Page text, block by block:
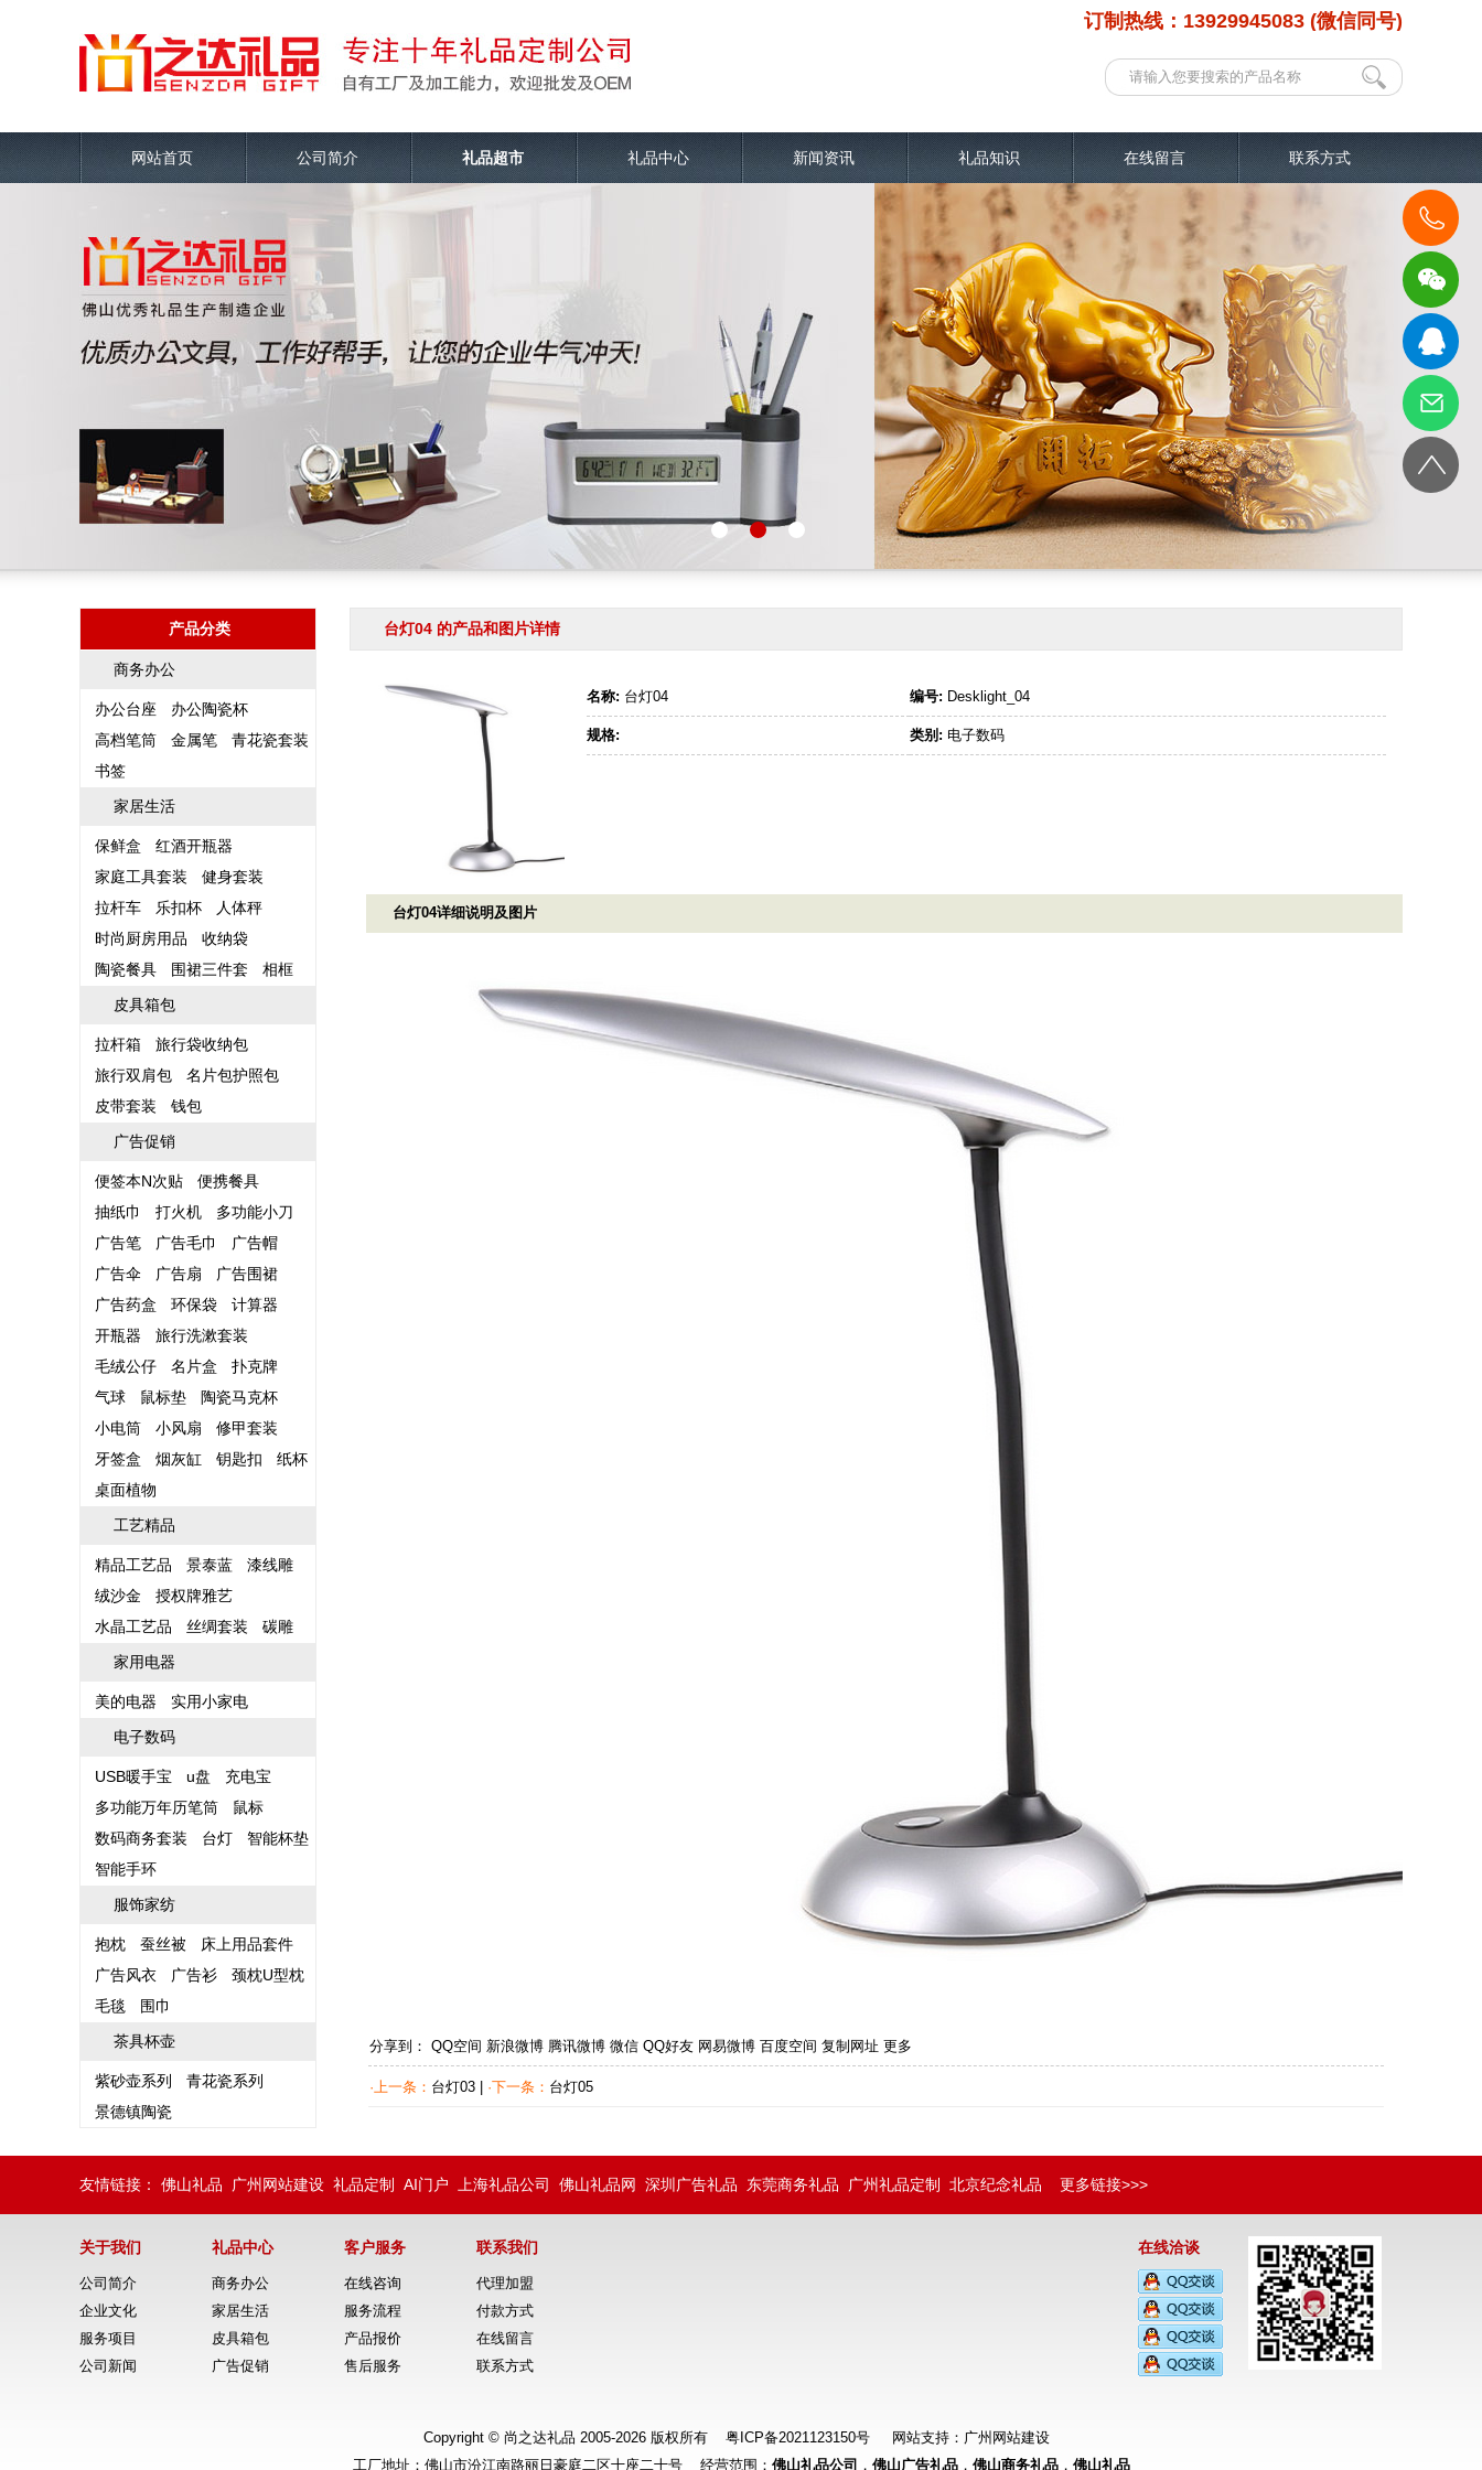
订制热线：13929945083 (微信同号)
网站首页 公司简介 礼品超市 礼品中心 新闻资讯 礼品知识 在线留言 联系方式
产品分类
商务办公
办公台座
办公陶瓷杯
高档笔筒
金属笔
青花瓷套装
书签
家居生活
保鲜盒
红酒开瓶器
家庭工具套装
健身套装
拉杆车
乐扣杯
人体秤
时尚厨房用品
收纳袋
陶瓷餐具
围裙三件套
相框
皮具箱包
拉杆箱
旅行袋收纳包
旅行双肩包
名片包护照包
皮带套装
钱包
广告促销
便签本N次贴
便携餐具
抽纸巾
打火机
多功能小刀
广告笔
广告毛巾
广告帽
广告伞
广告扇
广告围裙
广告药盒
环保袋
计算器
开瓶器
旅行洗漱套装
毛绒公仔
名片盒
扑克牌
气球
鼠标垫
陶瓷马克杯
小电筒
小风扇
修甲套装
牙签盒
烟灰缸 钥匙扣
纸杯
桌面植物
工艺精品
精品工艺品 景泰蓝
漆线雕
绒沙金
授权牌雅艺
水晶工艺品
丝绸套装
碳雕
家用电器
美的电器
实用小家电
电子数码
USB暖手宝 u盘
充电宝
多功能万年历笔筒
鼠标
数码商务套装
台灯
智能杯垫
智能手环
服饰家纺
抱枕 蚕丝被
床上用品套件
广告风衣
广告衫
颈枕U型枕
毛毯
围巾
茶具杯壶
紫砂壶系列
青花瓷系列
景德镇陶瓷
台灯04 的产品和图片详情
名称: 台灯04 编号: Desklight_04
规格: 类别: 电子数码
台灯04详细说明及图片
分享到： QQ空间 新浪微博 腾讯微博 微信 QQ好友 网易微博 百度空间 复制网址 更多
·上一条： 台灯03 ·下一条： 台灯05
友情链接： 佛山礼品 广州网站建设 礼品定制 AI门户 上海礼品公司 佛山礼品网 深圳广告礼品 东莞商务礼品 广州礼品定制 北京纪念礼品 更多链接>>>
关于我们
公司简介
企业文化
服务项目
公司新闻
礼品中心
商务办公
家居生活
皮具箱包
广告促销
客户服务
在线咨询
服务流程
产品报价
售后服务
联系我们
代理加盟
付款方式
在线留言
联系方式
在线洽谈
Copyright © 尚之达礼品 2005-2026 版权所有 粤ICP备2021123150号 网站支持： 广州网站建设
工厂地址：佛山市汾江南路丽日豪庭二区十座二十号 经营范围： 佛山礼品公司 ， 佛山广告礼品， 佛山商务礼品， 佛山礼品